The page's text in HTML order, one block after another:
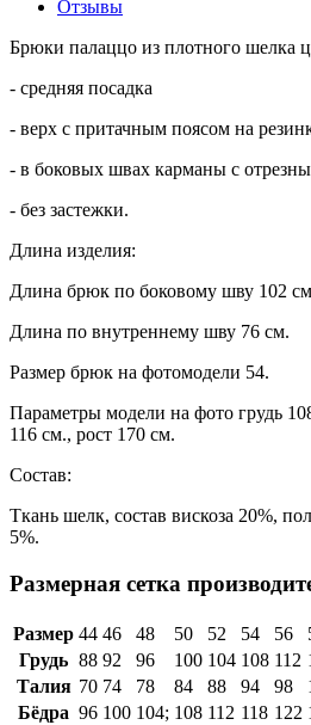
Отзывы
Брюки палаццо из плотного шелка
- средняя посадка
- верх с притачным поясом на
- в боковых швах карманы с
- без застежки.
Длина изделия:
Длина брюк по боковому шву 102
Длина по внутреннему шву 76 см.
Размер брюк на фотомодели 54.
Параметры модели на фото грудь
116 см., рост 170 см.
Состав:
Ткань шелк, состав вискоза 20%,
5%.
Размерная сетка
Размер 44 46 48 50 52 54 56
Грудь 88 92 96 100 104 108 112
Талия 70 74 78 84 88 94 98
Бёдра 96 100 104; 108 112 118 122